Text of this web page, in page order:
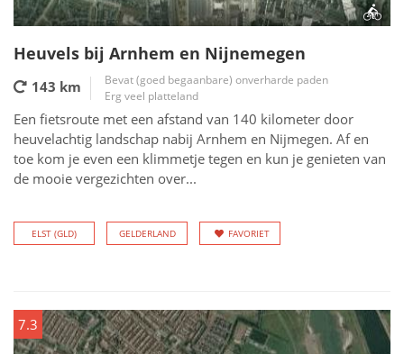
Heuvels bij Arnhem en Nijnemegen
143 km
Bevat (goed begaanbare) onverharde paden
Erg veel platteland
Een fietsroute met een afstand van 140 kilometer door
heuvelachtig landschap nabij Arnhem en Nijmegen. Af en
toe kom je even een klimmetje tegen en kun je genieten van
de mooie vergezichten over...
ELST (GLD) GELDERLAND FAVORIET
7.3